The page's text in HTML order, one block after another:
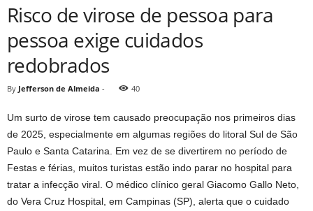
Risco de virose de pessoa para
pessoa exige cuidados
redobrados
By Jefferson de Almeida - 40
Um surto de virose tem causado preocupação nos primeiros dias
de 2025, especialmente em algumas regiões do litoral Sul de São
Paulo e Santa Catarina. Em vez de se divertirem no período de
Festas e férias, muitos turistas estão indo parar no hospital para
tratar a infecção viral. O médico clínico geral Giacomo Gallo Neto,
do Vera Cruz Hospital, em Campinas (SP), alerta que o cuidado